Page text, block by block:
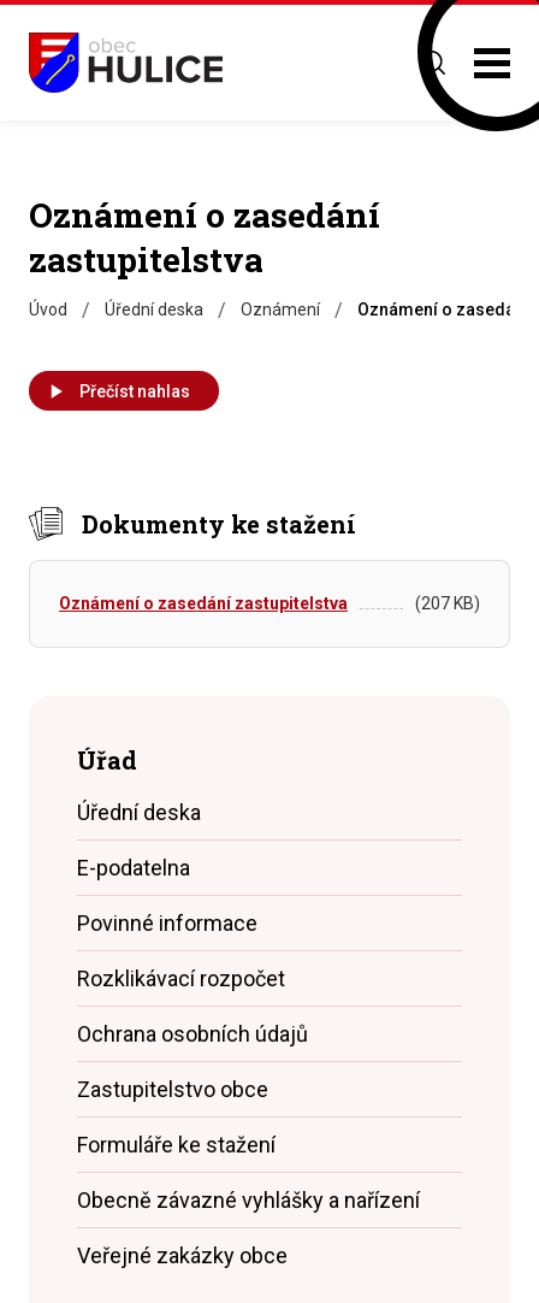
Oznámení o zasedání
zastupitelstva
Úvod / Úřední deska / Oznámení / Oznámení o zasedání
Přečíst nahlas
Dokumenty ke stažení
Oznámení o zasedání zastupitelstva (207 KB)
Úřad
Úřední deska
E-podatelna
Povinné informace
Rozklikávací rozpočet
Ochrana osobních údajů
Zastupitelstvo obce
Formuláře ke stažení
Obecně závazné vyhlášky a nařízení
Veřejné zakázky obce